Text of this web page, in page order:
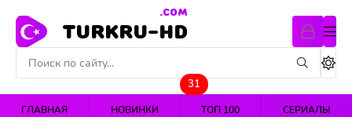
TURKRU-HD
.COM
ГЛАВНАЯ НОВИНКИ
31
ТОП 100 СЕРИАЛЫ